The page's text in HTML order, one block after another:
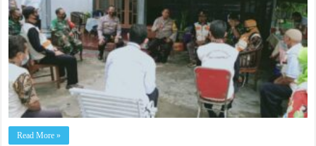
Read More »